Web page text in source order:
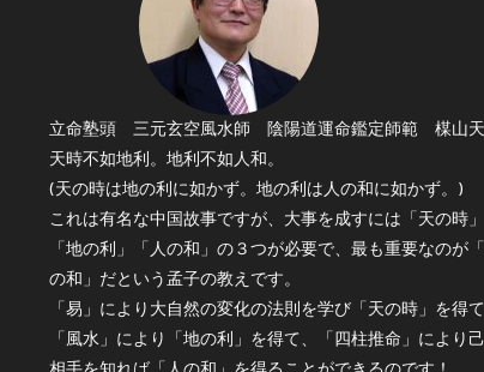
立命塾頭 三元玄空風水師 陰陽道運命鑑定師範 楳山
天時不如地利。地利不如人和。
(天の時は地の利に如かず。地の利は人の和に如かず。)
これは有名な中国故事ですが、大事を成すには「天の時」
「地の利」「人の和」の３つが必要で、最も重要なのが
の和」だという孟子の教えです。
「易」により大自然の変化の法則を学び「天の時」を得て
「風水」により「地の利」を得て、「四柱推命」により